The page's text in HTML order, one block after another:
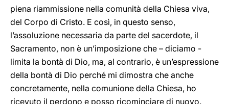
piena riammissione nella comunità della Chiesa viva,
del Corpo di Cristo. E così, in questo senso,
l’assoluzione necessaria da parte del sacerdote, il
Sacramento, non è un’imposizione che – diciamo -
limita la bontà di Dio, ma, al contrario, è un’espressione
della bontà di Dio perché mi dimostra che anche
concretamente, nella comunione della Chiesa, ho
ricevuto il perdono e posso ricominciare di nuovo.